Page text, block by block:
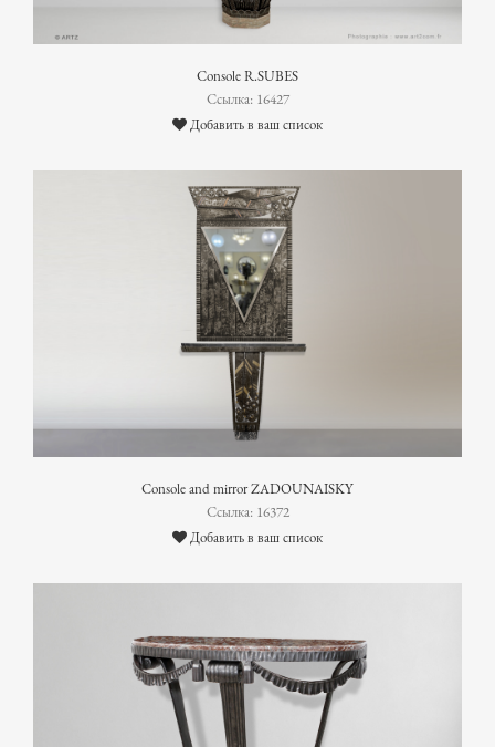
Console R.SUBES
Ссылка: 16427
Добавить в ваш список
Console and mirror ZADOUNAISKY
Ссылка: 16372
Добавить в ваш список